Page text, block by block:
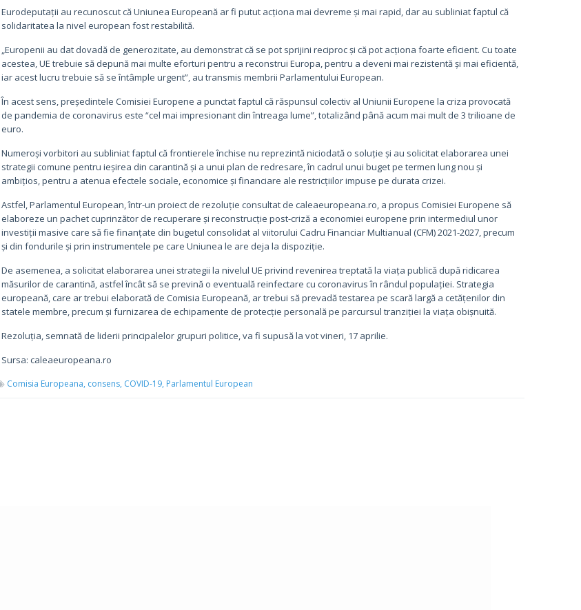
Eurodeputații au recunoscut că Uniunea Europeană ar fi putut acționa mai devreme și mai rapid, dar au subliniat faptul că
solidaritatea la nivel european fost restabilită.
„Europenii au dat dovadă de generozitate, au demonstrat că se pot sprijini reciproc și că pot acționa foarte eficient. Cu toate
acestea, UE trebuie să depună mai multe eforturi pentru a reconstrui Europa, pentru a deveni mai rezistentă și mai eficientă,
iar acest lucru trebuie să se întâmple urgent”, au transmis membrii Parlamentului European.
În acest sens, președintele Comisiei Europene a punctat faptul că răspunsul colectiv al Uniunii Europene la criza provocată
de pandemia de coronavirus este “cel mai impresionant din întreaga lume”, totalizând până acum mai mult de 3 trilioane de
euro.
Numeroși vorbitori au subliniat faptul că frontierele închise nu reprezintă niciodată o soluție și au solicitat elaborarea unei
strategii comune pentru ieșirea din carantină și a unui plan de redresare, în cadrul unui buget pe termen lung nou și
ambițios, pentru a atenua efectele sociale, economice și financiare ale restricțiilor impuse pe durata crizei.
Astfel, Parlamentul European, într-un proiect de rezoluție consultat de caleaeuropeana.ro, a propus Comisiei Europene să
elaboreze un pachet cuprinzător de recuperare și reconstrucție post-criză a economiei europene prin intermediul unor
investiții masive care să fie finanțate din bugetul consolidat al viitorului Cadru Financiar Multianual (CFM) 2021-2027, precum
și din fondurile și prin instrumentele pe care Uniunea le are deja la dispoziție.
De asemenea, a solicitat elaborarea unei strategii la nivelul UE privind revenirea treptată la viața publică după ridicarea
măsurilor de carantină, astfel încât să se prevină o eventuală reinfectare cu coronavirus în rândul populației. Strategia
europeană, care ar trebui elaborată de Comisia Europeană, ar trebui să prevadă testarea pe scară largă a cetățenilor din
statele membre, precum și furnizarea de echipamente de protecție personală pe parcursul tranziției la viața obișnuită.
Rezoluția, semnată de liderii principalelor grupuri politice, va fi supusă la vot vineri, 17 aprilie.
Sursa: caleaeuropeana.ro
Comisia Europeana, consens, COVID-19, Parlamentul European